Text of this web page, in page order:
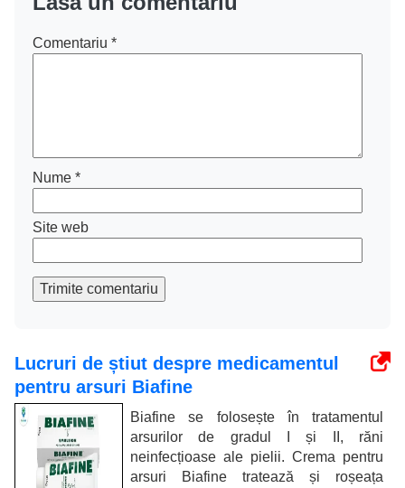
Comentariu *
Nume *
Site web
Trimite comentariu
Lucruri de știut despre medicamentul
pentru arsuri Biafine
Biafine se folosește în tratamentul
arsurilor de gradul I și II, răni
neinfecțioase ale pielii. Crema pentru
arsuri Biafine tratează și roșeața